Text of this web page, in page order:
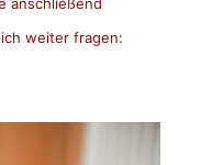
weiter fragen: